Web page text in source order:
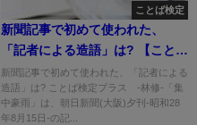
ことば検定
新聞記事で初めて使われた、
「記者による造語」は? 【ことば
検定プラス】
新聞記事で初めて使われた、「記者による
造語」は? ことば検定プラス -林修-「集
中豪雨」は、朝日新聞(大阪)夕刊-昭和28
年8月15日-の記...